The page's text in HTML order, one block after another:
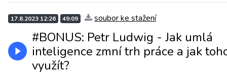
17.8.2023 12:26 49:09 soubor ke stažení
#BONUS: Petr Ludwig - Jak umlá
inteligence zmní trh práce a jak
využít?